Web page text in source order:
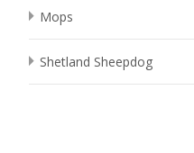
Mops
Shetland Sheepdog